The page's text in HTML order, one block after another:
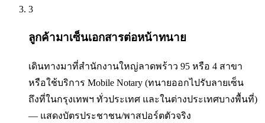
3
ลูกค้ามาเซ็นเอกสารต่อหน้าทนาย
เดินทางมาที่สำนักงานใหญ่ลาดพร้าว 95 หรือ 4 สาขา
หรือใช้บริการ Mobile Notary (ทนายออกไปรับลายเซ็น
ถึงที่ในกรุงเทพฯ ทั่วประเทศ และในต่างประเทศบางพื้นที่)
— แสดงบัตรประชาชน/พาสปอร์ตตัวจริง